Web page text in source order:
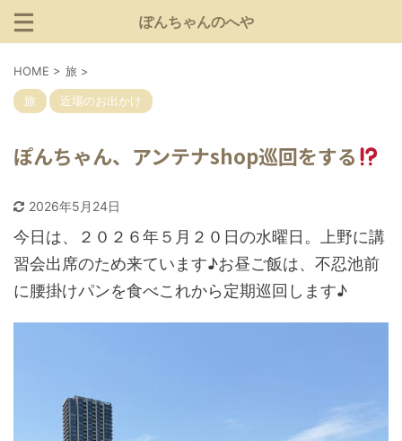
ぽんちゃんのへや
HOME > 旅 >
旅 近場のお出かけ
ぽんちゃん、アンテナshop巡回をする
2026年5月24日
今日は、２０２６年５月２０日の水曜日。上野に講
習会出席のため来ています♪お昼ご飯は、不忍池前
に腰掛けパンを食べこれから定期巡回します♪